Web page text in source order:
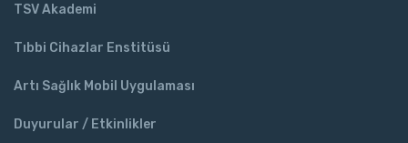
TSV Akademi
Tıbbi Cihazlar Enstitüsü
Artı Sağlık Mobil Uygulaması
Duyurular / Etkinlikler